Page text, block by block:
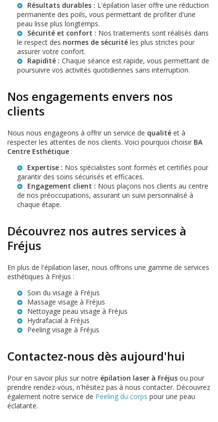
Résultats durables : L'épilation laser offre une réduction
permanente des poils, vous permettant de profiter d'une
peau lisse plus longtemps.
Sécurité et confort : Nos traitements sont réalisés dans
le respect des normes de sécurité les plus strictes pour
assurer votre confort.
Rapidité : Chaque séance est rapide, vous permettant de
poursuivre vos activités quotidiennes sans interruption.
Nos engagements envers nos
clients
Nous nous engageons à offrir un service de qualité et à
respecter les attentes de nos clients. Voici pourquoi choisir BA
Centre Esthétique :
Expertise : Nos spécialistes sont formés et certifiés pour
garantir des soins sécurisés et efficaces.
Engagement client : Nous plaçons nos clients au centre
de nos préoccupations, assurant un suivi personnalisé à
chaque étape.
Découvrez nos autres services à
Fréjus
En plus de l'épilation laser, nous offrons une gamme de services
esthétiques à Fréjus :
Soin du visage à Fréjus
Massage visage à Fréjus
Nettoyage peau visage à Fréjus
Hydrafacial à Fréjus
Peeling visage à Fréjus
Contactez-nous dès aujourd'hui
Pour en savoir plus sur notre épilation laser à Fréjus ou pour
prendre rendez-vous, n'hésitez pas à nous contacter. Découvrez
également notre service de Peeling du corps pour une peau
éclatante.